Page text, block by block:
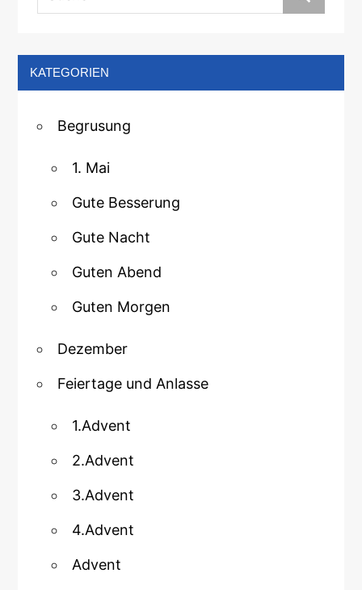
KATEGORIEN
Begrusung
1. Mai
Gute Besserung
Gute Nacht
Guten Abend
Guten Morgen
Dezember
Feiertage und Anlasse
1.Advent
2.Advent
3.Advent
4.Advent
Advent